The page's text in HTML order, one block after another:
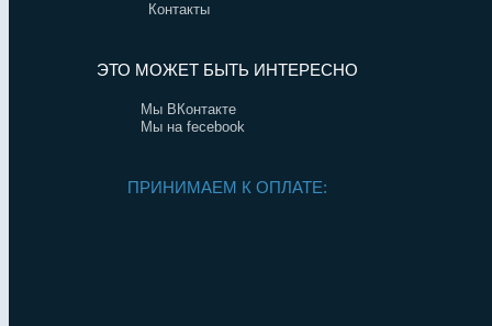
Контакты
ЭТО МОЖЕТ БЫТЬ ИНТЕРЕСНО
Мы ВКонтакте
Мы на fecebook
ПРИНИМАЕМ К ОПЛАТЕ: